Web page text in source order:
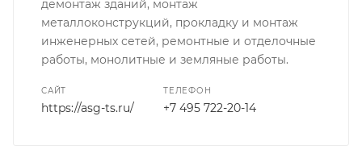
демонтаж зданий, монтаж
металлоконструкций, прокладку и монтаж
инженерных сетей, ремонтные и отделочные
работы, монолитные и земляные работы.
САЙТ
https://asg-ts.ru/
ТЕЛЕФОН
+7 495 722-20-14